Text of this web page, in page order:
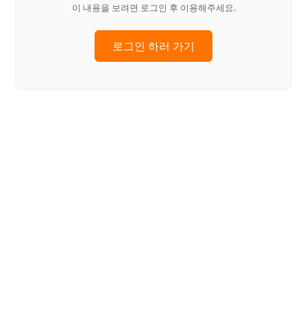
이 내용을 보려면 로그인 후 이용해주세요.
로그인 하러 가기